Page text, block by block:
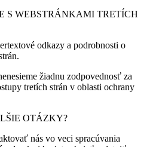
S WEBSTRÁNKAMI TRETÍCH
odkazy a podrobnosti o
žiadnu zodpovednosť za
tretích strán v oblasti ochrany
OTÁZKY?
nás vo veci spracúvania